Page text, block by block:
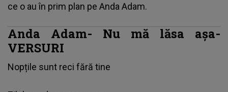
ce o au în prim plan pe Anda Adam.
Anda Adam- Nu mă lăsa așa-
VERSURI
Nopțile sunt reci fără tine